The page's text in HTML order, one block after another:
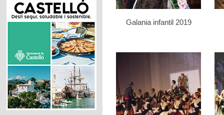
Galania infantil 2019